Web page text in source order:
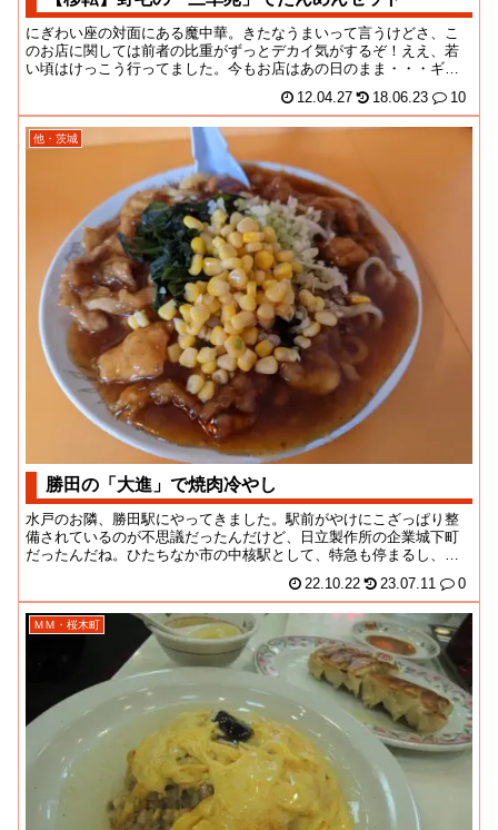
にぎわい座の対面にある魔中華。きたなうまいって言うけどさ、こ
のお店に関しては前者の比重がずっとデカイ気がするぞ！ええ、若
い頃はけっこう行ってました。今もお店はあの日のまま・・・ギッ
12.04.27 18.06.23 10
他・茨城
勝田の「大進」で焼肉冷やし
水戸のお隣、勝田駅にやってきました。駅前がやけにこざっぱり整
備されているのが不思議だったんだけど、日立製作所の企業城下町
だったんだね。ひたちなか市の中核駅として、特急も停まるし、周
22.10.22 23.07.11 0
ＭＭ・桜木町